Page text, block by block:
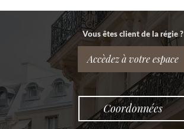
Vous êtes client de la régie ?
Accèdez à votre espace
Coordonnées